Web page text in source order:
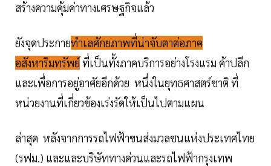
สร้างความคุ้มค่าทางเศรษฐกิจแล้ว
ยังจุดประกายทำเลศักยภาพที่น่าจับตาต่อภาค
อสังหาริมทรัพย์ ที่เป็นทั้งภาคบริการอย่างโรงแรม ค้าปลีก
และเพื่อการอยู่อาศัยอีกด้วย หนึ่งในยุทธศาสตร์ชาติ ที่
หน่วยงานที่เกี่ยวข้องเร่งรัดให้เป็นไปตามแผน
ล่าสุด หลังจากการรถไฟฟ้าขนส่งมวลชนแห่งประเทศไทย
(รฟม.) และและบริษัททางด่วนและรถไฟฟ้ากรุงเทพ